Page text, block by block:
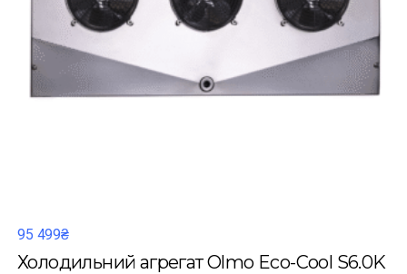
95 499₴
Холодильний агрегат Olmo Eco-Cool S6.0K